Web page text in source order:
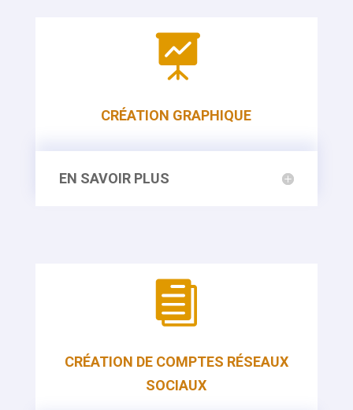

CRÉATION GRAPHIQUE
EN SAVOIR PLUS

CRÉATION DE COMPTES RÉSEAUX
SOCIAUX